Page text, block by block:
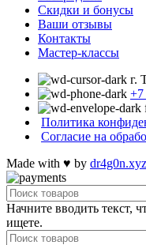
Cкидки и бонусы
Ваши отзывы
Контакты
Мастер-классы
г.
+7
Политика
Согласие на
Made with ♥ by dr4g0n.xyz
Начните вводить текст,
ищете.